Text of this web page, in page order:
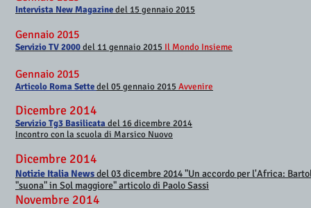
Intervista New Magazinedel 15 gennaio 2015
Gennaio 2015
Servizio TV 2000del 11 gennaio 2015 Il Mondo Insieme
Gennaio 2015
Articolo Roma Settedel 05 gennaio 2015 Avvenire
Dicembre 2014
Servizio Tg3 Basilicata del 16 dicembre 2014
Incontro con la scuola di Marsico Nuovo
Dicembre 2014
Notizie Italia Newsdel 03 dicembre 2014 "Un accordo per l'Africa:
"suona" in Sol maggiore" articolo di Paolo Sassi
Novembre 2014